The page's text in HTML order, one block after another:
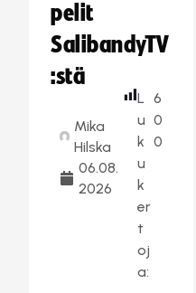
pelit
SalibandyTV
:stä
Mika
Hilska
06.08.
2026
L
u
k
u
k
er
t
oj
a:
6
0
0